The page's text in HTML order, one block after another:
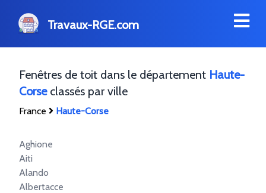
Travaux-RGE.com
Fenêtres de toit dans le département Haute-
Corseclassés par ville
France Haute-Corse
Aghione
Aiti
Alando
Albertacce